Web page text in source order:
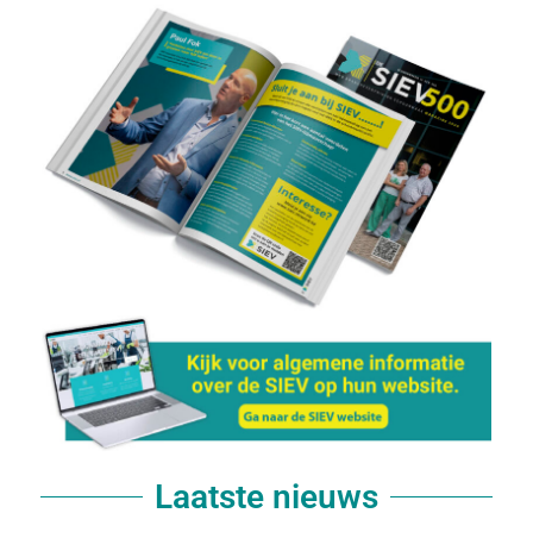
Laatste nieuws